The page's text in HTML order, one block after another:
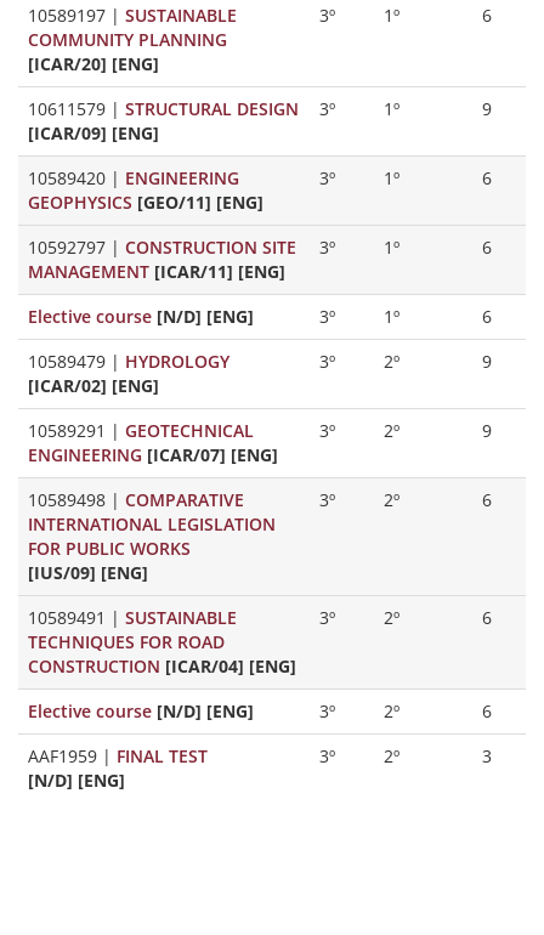
10589197 | SUSTAINABLE
COMMUNITY PLANNING
[ICAR/20] [ENG]
3º 1º 6
10611579 | STRUCTURAL DESIGN
[ICAR/09] [ENG]
3º 1º 9
10589420 | ENGINEERING
GEOPHYSICS [GEO/11] [ENG]
3º 1º 6
10592797 | CONSTRUCTION SITE
MANAGEMENT [ICAR/11] [ENG]
3º 1º 6
Elective course [N/D] [ENG] 3º 1º
6
10589479 | HYDROLOGY
[ICAR/02] [ENG]
3º 2º 9
10589291 | GEOTECHNICAL
ENGINEERING [ICAR/07] [ENG]
3º 2º 9
10589498 | COMPARATIVE
INTERNATIONAL LEGISLATION
FOR PUBLIC WORKS
[IUS/09] [ENG]
3º 2º 6
10589491 | SUSTAINABLE
TECHNIQUES FOR ROAD
CONSTRUCTION [ICAR/04] [ENG]
3º 2º 6
Elective course [N/D] [ENG] 3º 2º
6
AAF1959 | FINAL TEST
[N/D] [ENG]
3º 2º 3